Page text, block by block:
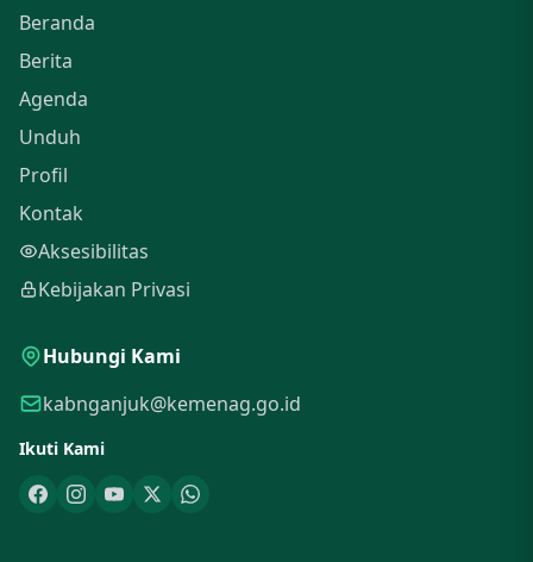
Beranda
Berita
Agenda
Unduh
Profil
Kontak
Aksesibilitas
Kebijakan Privasi
Hubungi Kami
kabnganjuk@kemenag.go.id
Ikuti Kami